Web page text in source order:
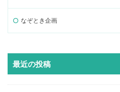
なぞとき企画
最近の投稿